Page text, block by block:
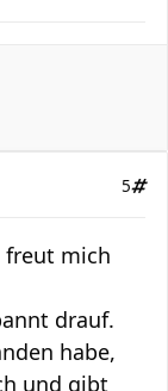
5
freut mich
drauf.
habe,
und gibt